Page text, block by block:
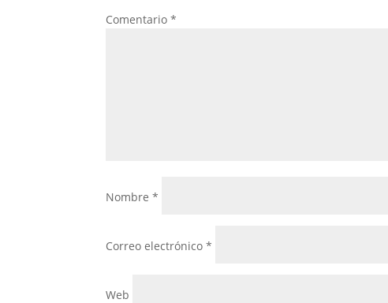
Comentario*
Nombre*
Correo electrónico*
Web